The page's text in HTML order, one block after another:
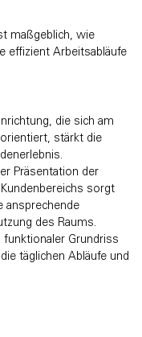
maßgeblich, wie
effizient Arbeitsabläufe
die sich am
stärkt die
Präsentation der
sorgt
ansprechende
des Raums.
funktionaler Grundriss
täglichen Abläufe und